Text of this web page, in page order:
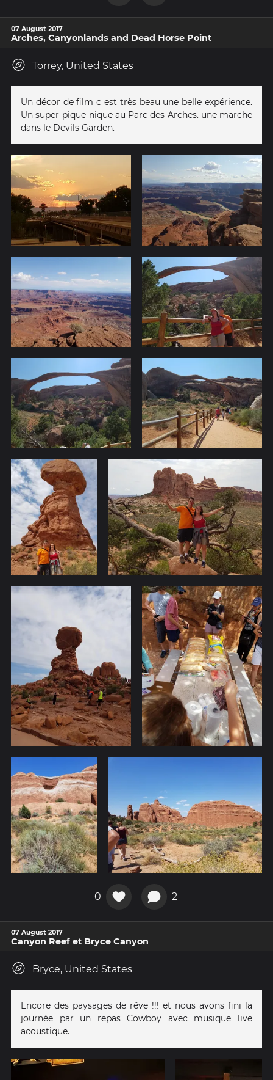
07 August 2017
Arches, Canyonlands and Dead Horse Point
Torrey, United States
Un décor de film c est très beau une belle expérience.
Un super pique-nique au Parc des Arches. une marche
dans le Devils Garden.
0 2
07 August 2017
Canyon Reef et Bryce Canyon
Bryce, United States
Encore des paysages de rêve !!! et nous avons fini la
journée par un repas Cowboy avec musique live
acoustique.